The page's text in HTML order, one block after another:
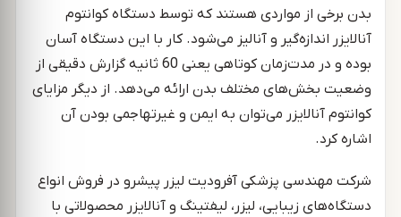
بدن برخی از مواردی هستند که توسط دستگاه کوانتوم
آنالایزر اندازه‌گیر و آنالیز می‌شود. کار با این دستگاه آسان
بوده و در مدت‌زمان کوتاهی یعنی 60 ثانیه گزارش دقیقی از
وضعیت بخش‌های مختلف بدن ارائه می‌دهد. از دیگر مزایای
کوانتوم آنالایزر می‌توان به ایمن و غیرتهاجمی بودن آن
اشاره کرد.
شرکت مهندسی پزشکی آفرودیت لیزر پیشرو در فروش انواع
دستگاه‌های زیبایی، لیزر، لیفتینگ و آنالایزر محصولاتی با